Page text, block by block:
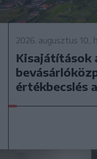
2026. augusztus 10.,
Kisajátítások
értékbecslés